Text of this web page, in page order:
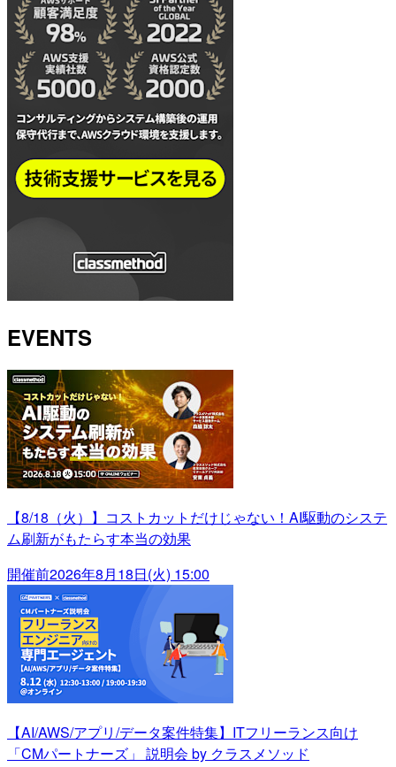
EVENTS
【8/18（火）】コストカットだけじゃない！AI駆動のシステ
ム刷新がもたらす本当の効果
開催前2026年8月18日(火) 15:00
【AI/AWS/アプリ/データ案件特集】ITフリーランス向け
「CMパートナーズ」 説明会 by クラスメソッド